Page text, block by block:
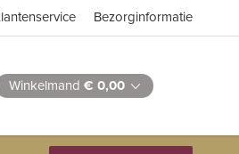
Bezorginformatie
Winkelmand € 0,00